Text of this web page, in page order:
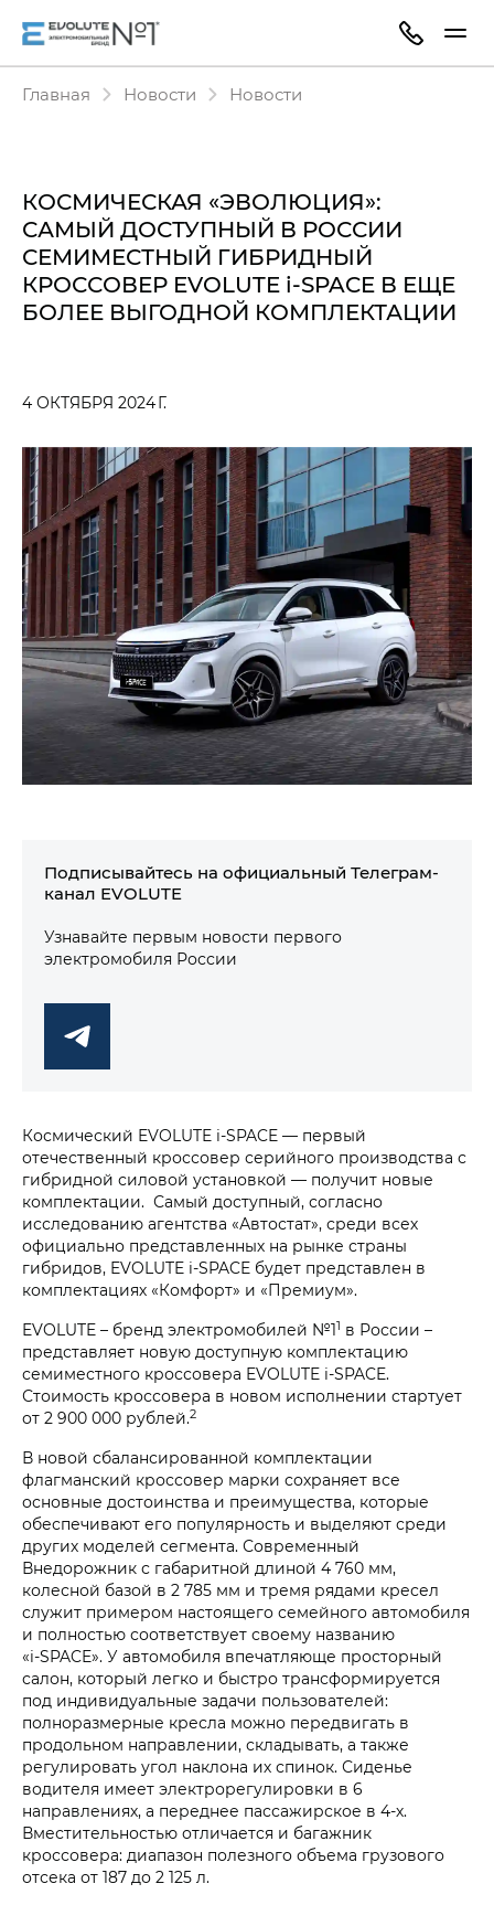
Главная Новости Новости
КОСМИЧЕСКАЯ «ЭВОЛЮЦИЯ»:
САМЫЙ ДОСТУПНЫЙ В РОССИИ
СЕМИМЕСТНЫЙ ГИБРИДНЫЙ
КРОССОВЕР EVOLUTE i‑SPACE В ЕЩЕ
БОЛЕЕ ВЫГОДНОЙ КОМПЛЕКТАЦИИ
4 ОКТЯБРЯ 2024 Г.
Подписывайтесь на официальный Телеграм-
канал EVOLUTE
Узнавайте первым новости первого
электромобиля России
Космический EVOLUTE i‑SPACE — первый
отечественный кроссовер серийного производства с
гибридной силовой установкой — получит новые
комплектации. Самый доступный, согласно
исследованию агентства «Автостат», среди всех
официально представленных на рынке страны
гибридов, EVOLUTE i‑SPACE будет представлен в
комплектациях «Комфорт» и «Премиум».
EVOLUTE – бренд электромобилей №11 в России –
представляет новую доступную комплектацию
семиместного кроссовера EVOLUTE i‑SPACE.
Стоимость кроссовера в новом исполнении стартует
от 2 900 000 рублей.2
В новой сбалансированной комплектации
флагманский кроссовер марки сохраняет все
основные достоинства и преимущества, которые
обеспечивают его популярность и выделяют среди
других моделей сегмента. Современный
Внедорожник с габаритной длиной 4 760 мм,
колесной базой в 2 785 мм и тремя рядами кресел
служит примером настоящего семейного автомобиля
и полностью соответствует своему названию
«i‑SPACE». У автомобиля впечатляюще просторный
салон, который легко и быстро трансформируется
под индивидуальные задачи пользователей:
полноразмерные кресла можно передвигать в
продольном направлении, складывать, а также
регулировать угол наклона их спинок. Сиденье
водителя имеет электрорегулировки в 6
направлениях, а переднее пассажирское в 4-х.
Вместительностью отличается и багажник
кроссовера: диапазон полезного объема грузового
отсека от 187 до 2 125 л.